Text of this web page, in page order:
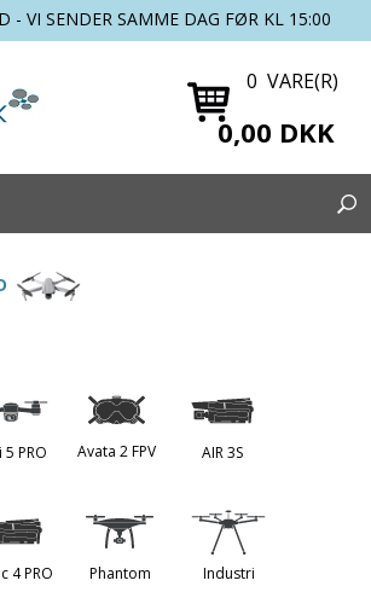
- VI SENDER SAMME DAG FØR KL 15:00
0 VARE(R)
0,00 DKK
5 PRO Avata 2 FPV AIR 3S
4 PRO Phantom Industri